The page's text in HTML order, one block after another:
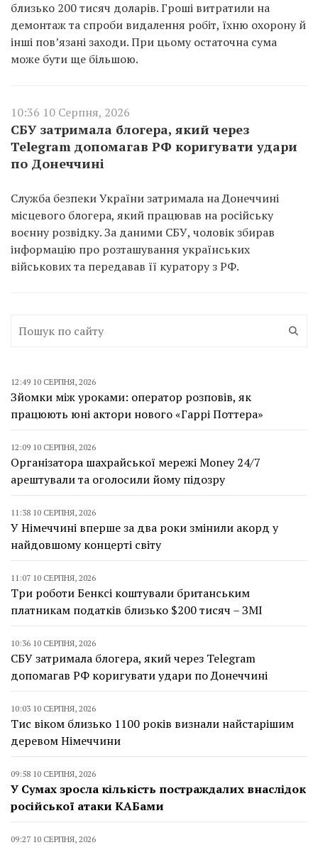
близько 200 тисяч доларів. Гроші витратили на
демонтаж та спроби видалення робіт, їхню охорону й
інші пов’язані заходи. При цьому остаточна сума
може бути ще більшою.
10:36 10 Серпня, 2026
СБУ затримала блогера, який через
Telegram допомагав РФ коригувати удари
по Донеччині
Служба безпеки України затримала на Донеччині
місцевого блогера, який працював на російську
воєнну розвідку. За даними СБУ, чоловік збирав
інформацію про розташування українських
військових та передавав її куратору з РФ.
12:49 10 СЕРПНЯ, 2026
Зйомки між уроками: оператор розповів, як
працюють юні актори нового «Гаррі Поттера»
12:09 10 СЕРПНЯ, 2026
Організатора шахрайської мережі Money 24/7
арештували та оголосили йому підозру
11:38 10 СЕРПНЯ, 2026
У Німеччині вперше за два роки змінили акорд у
найдовшому концерті світу
11:07 10 СЕРПНЯ, 2026
Три роботи Бенксі коштували британським
платникам податків близько $200 тисяч – ЗМІ
10:36 10 СЕРПНЯ, 2026
СБУ затримала блогера, який через Telegram
допомагав РФ коригувати удари по Донеччині
10:03 10 СЕРПНЯ, 2026
Тис віком близько 1100 років визнали найстарішим
деревом Німеччини
09:58 10 СЕРПНЯ, 2026
У Сумах зросла кількість постраждалих внаслідок
російської атаки КАБами
09:27 10 СЕРПНЯ, 2026